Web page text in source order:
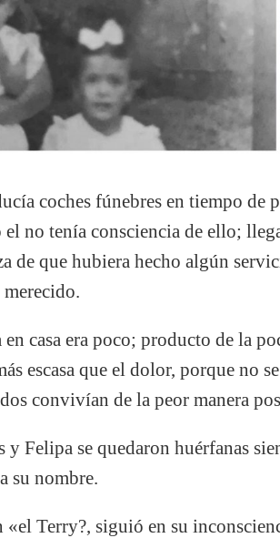
coches fúnebres en tiempo de
el no tenía consciencia de ello;
de que hubiera hecho algún
casa era poco; producto de la
escasa que el dolor, porque no
convivían de la peor manera
y Felipa se quedaron huérfanas
su nombre.
«el Terry?, siguió en su